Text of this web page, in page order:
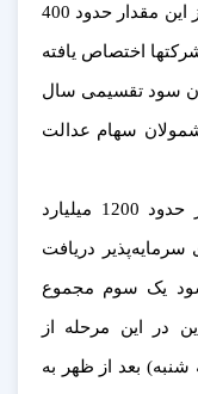
4200 ملیارد تومان است اذعان داشت: از این مقدار حدود 400
اختصاص یافته
میلیارد تومان سود تقسیمی سال
مشمولان سهام عدالت
وی همچنین با بیان این که تا به امروز حدود 1200 میلیارد
دریافت
یک سوم مجموع
در این مرحله از
بعد از ظهر به